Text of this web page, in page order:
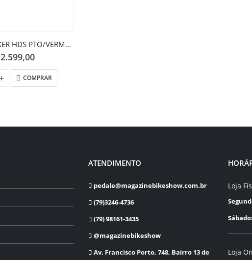
BIC OGGI HACKER HDS PTO/VERM/AMAR 17
2.599,00
COMPRAR
ATENDIMENTO
pedale@magazinebikeshow.com.br
(79)3246-4736
(79) 98161-3435
@magazinebikeshow
⁠Av. Francisco Porto, 748, Bairro 13 de
Loja
Loja